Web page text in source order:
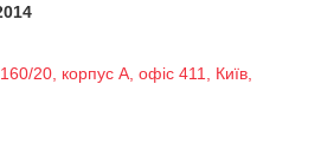
20, корпус А, офіс 411, Київ,